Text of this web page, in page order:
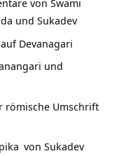
von Swami
und Sukadev
Devanagari
und
römische Umschrift
von Sukadev